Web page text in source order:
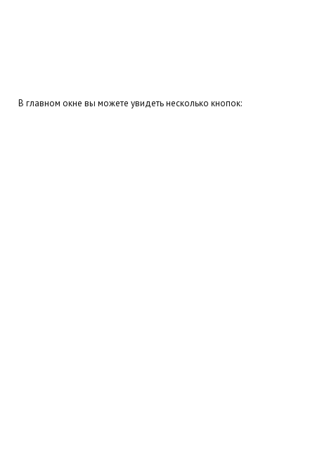
В главном окне вы можете увидеть несколько кнопок: